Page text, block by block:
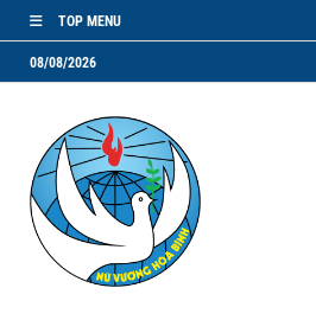
TOP MENU
08/08/2026